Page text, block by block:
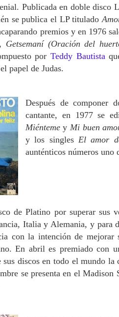
Publicada en doble disco
se publica el LP titulado
premios y en 1976
Getsemaní (Oración del
por Teddy Bautista
papel de Judas.
Después de componer
cantante, en 1977 se
Miéntemey Mi buen
y los singles El amor
aunténticos números uno
de Platino por superar sus
Italia y Alemania, y para
con la intención de mejorar
En abril es premiado con
sus discos en todo el mundo
se presenta en el Madison